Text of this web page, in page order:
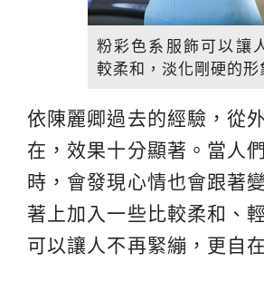
粉彩色系服飾可以讓
較柔和，淡化剛硬的形
依陳麗卿過去的經驗，從
在，效果十分顯著。當人
時，會發現心情也會跟著
著上加入一些比較柔和、
可以讓人不再緊繃，更自